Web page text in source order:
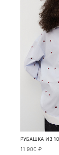
11 900 ₽